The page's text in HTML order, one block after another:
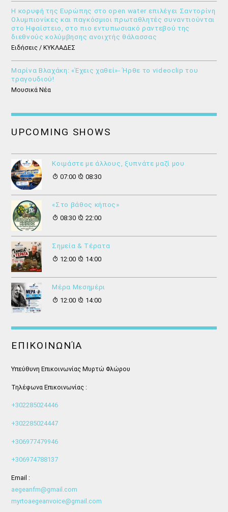
Η κορυφή της Ευρώπης στο open water επιλέγει Σαντορίνη
Ολυμπιονίκες και παγκόσμιοι πρωταθλητές συναντιούνται
στο Ηφαίστειο, στο πιο εντυπωσιακό ραντεβού της
διεθνούς κολύμβησης ανοιχτής θάλασσας
Ειδήσεις / ΚΥΚΛΑΔΕΣ
Μαρίνα Βλαχάκη: «Έχεις χαθεί»- Ήρθε το videoclip του
τραγουδιού!
Μουσικά Νέα
UPCOMING SHOWS
Κοιμάστε με άλλους, ξυπνάτε μαζί μου
07:00
08:30
«Στο βάθος κήπος»
08:30
22:00
Σημεία & Τέρατα
12:00
14:00
Μέρα Μεσημέρι
12:00
14:00
ΕΠΙΚΟΙΝΩΝΊΑ
Υπεύθυνη Επικοινωνίας Μυρτώ Φλώρου
Τηλέφωνα Επικοινωνίας :
+302285024446
+302285024447
+306977479946
+306974788137
Email :
aegeanfm@gmail.com
myrtoaegeanvoice@gmail.com